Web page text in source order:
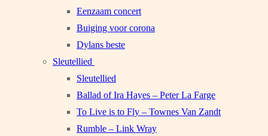
Eenzaam concert
Buiging voor corona
Dylans beste
Sleutellied
Sleutellied
Ballad of Ira Hayes – Peter La Farge
To Live is to Fly – Townes Van Zandt
Rumble – Link Wray